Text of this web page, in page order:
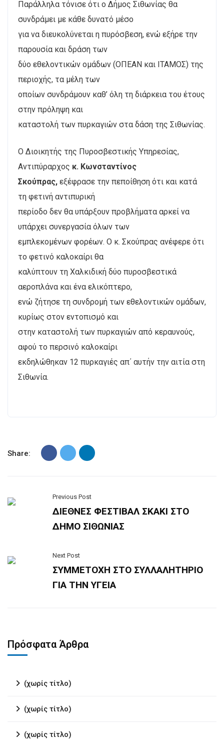
Παράλληλα τόνισε ότι ο Δήμος Σιθωνίας θα
συνδράμει με κάθε δυνατό μέσο
για να διευκολύνεται η πυρόσβεση, ενώ εξήρε την
παρουσία και δράση των
δύο εθελοντικών ομάδων (ΟΠΕΑΝ και ΙΤΑΜΟΣ) της
περιοχής, τα μέλη των
οποίων συνδράμουν καθ’ όλη τη διάρκεια του έτους
στην πρόληψη και
καταστολή των πυρκαγιών στα δάση της Σιθωνίας.
Ο Διοικητής της Πυροσβεστικής Υπηρεσίας,
Αντιπύραρχος κ. Κωνσταντίνος
Σκούπρας, εξέφρασε την πεποίθηση ότι και κατά
τη φετινή αντιπυρική
περίοδο δεν θα υπάρξουν προβλήματα αρκεί να
υπάρχει συνεργασία όλων των
εμπλεκομένων φορέων. Ο κ. Σκούπρας ανέφερε ότι
το φετινό καλοκαίρι θα
καλύπτουν τη Χαλκιδική δύο πυροσβεστικά
αεροπλάνα και ένα ελικόπτερο,
ενώ ζήτησε τη συνδρομή των εθελοντικών ομάδων,
κυρίως στον εντοπισμό και
στην καταστολή των πυρκαγιών από κεραυνούς,
αφού το περσινό καλοκαίρι
εκδηλώθηκαν 12 πυρκαγιές απ΄ αυτήν την αιτία στη
Σιθωνία.
Share:
Previous Post
ΔΙΕΘΝΕΣ ΦΕΣΤΙΒΑΛ ΣΚΑΚΙ ΣΤΟ
ΔΗΜΟ ΣΙΘΩΝΙΑΣ
Next Post
ΣΥΜΜΕΤΟΧΗ ΣΤΟ ΣΥΛΛΑΛΗΤΗΡΙΟ
ΓΙΑ ΤΗΝ ΥΓΕΙΑ
Πρόσφατα Άρθρα
(χωρίς τίτλο)
(χωρίς τίτλο)
(χωρίς τίτλο)